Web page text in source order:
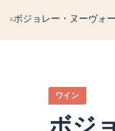
ボジョレー・ヌーヴォ
ワイン